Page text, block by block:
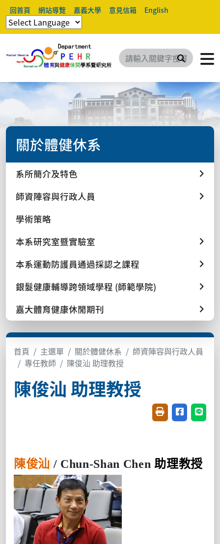
回首頁 網站導覽 嘉義大學 意見信箱 English
搜尋
關於體健休系
系所簡介及特色
師資陣容與行政人員
學術策略
本系研究室暨實驗室
本系運動防護員通過採認之課程
銀髮健康輔導跨領域學程 (師範學院)
嘉大體育健康休閒期刊
首頁 主選單 關於體健休系
師資陣容與行政人員
專任教師
陳俊汕 助理教授
陳俊汕 助理教授
友善列印(開新視
分享至臉書
分享
陳俊汕 / Chun-Shan Chen 助理教授